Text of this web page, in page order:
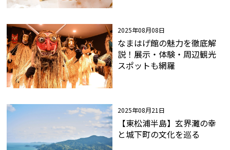
2025年08月08日
なまはげ館の魅力を徹底解
説！展示・体験・周辺観光
スポットも網羅
2025年08月21日
【東松浦半島】玄界灘の幸
と城下町の文化を巡る